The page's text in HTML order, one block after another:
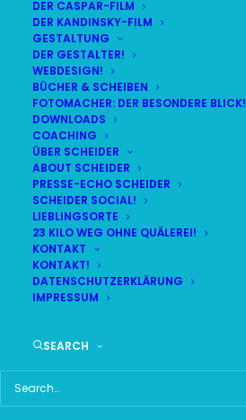
DER CASPAR-FILM
DER KANDINSKY-FILM
GESTALTUNG
DER GESTALTER!
WEBDESIGN!
BÜCHER & SCHEIBEN
FOTOMACHER: DER BESONDERE BLICK!
DOWNLOADS
COACHING
ÜBER SCHEIDER
ABOUT SCHEIDER
PRESSE-ECHO SCHEIDER
SCHEIDER SOCIAL!
LIEBLINGSORTE
23 KILO WEG OHNE QUÄLEREI!
KONTAKT
KONTAKT!
DATENSCHUTZERKLÄRUNG
IMPRESSUM
SEARCH
14. AUGUST 2017 18:30